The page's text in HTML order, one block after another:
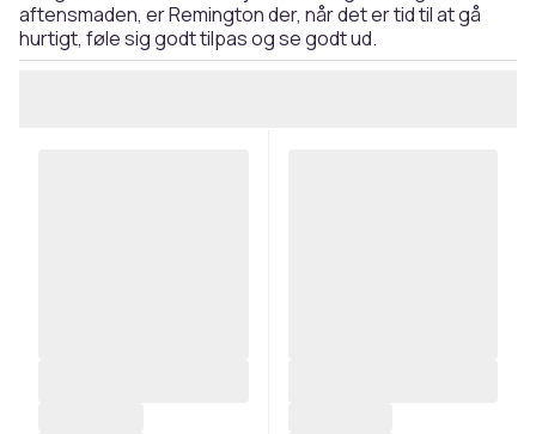
aftensmaden, er Remington der, når det er tid til at gå
hurtigt, føle sig godt tilpas og se godt ud.